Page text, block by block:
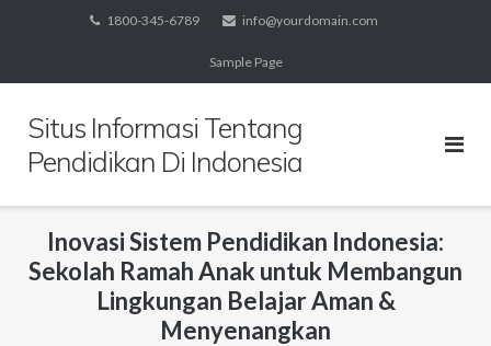
1800-345-6789 info@yourdomain.com
Sample Page
Situs Informasi Tentang
Pendidikan Di Indonesia
Inovasi Sistem Pendidikan Indonesia:
Sekolah Ramah Anak untuk Membangun
Lingkungan Belajar Aman &
Menyenangkan